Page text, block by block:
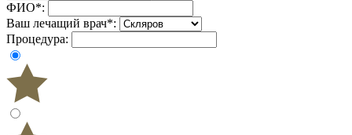
ФИО*:
Ваш лечащий врач*:
Процедура: